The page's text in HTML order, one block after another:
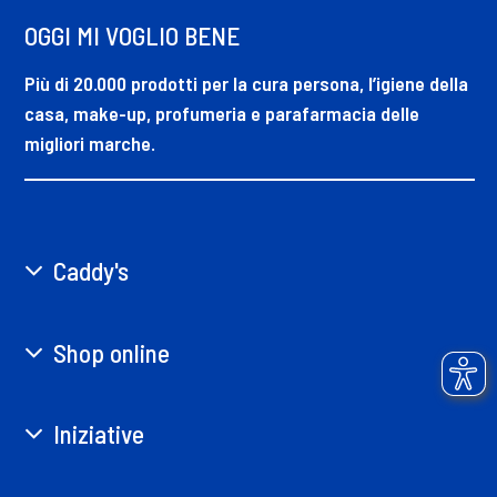
OGGI MI VOGLIO BENE
Più di 20.000 prodotti per la cura persona, l’igiene della
casa, make-up, profumeria e parafarmacia delle
migliori marche.
Caddy's
Shop online
Iniziative